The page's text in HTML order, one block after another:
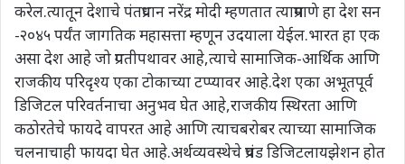
करेल.त्यातून देशाचे पंतप्रधान नरेंद्र मोदी म्हणतात त्याप्रमाणे हा देश सन
-२०४५ पर्यंत जागतिक महासत्ता म्हणून उदयाला येईल.भारत हा एक
असा देश आहे जो प्रगतीपथावर आहे,त्याचे सामाजिक-आर्थिक आणि
राजकीय परिदृश्य एका टोकाच्या टप्प्यावर आहे.देश एका अभूतपूर्व
डिजिटल परिवर्तनाचा अनुभव घेत आहे,राजकीय स्थिरता आणि
कठोरतेचे फायदे वापरत आहे आणि त्याचबरोबर त्याच्या सामाजिक
चलनाचाही फायदा घेत आहे.अर्थव्यवस्थेचे प्रचंड डिजिटलायझेशन होत